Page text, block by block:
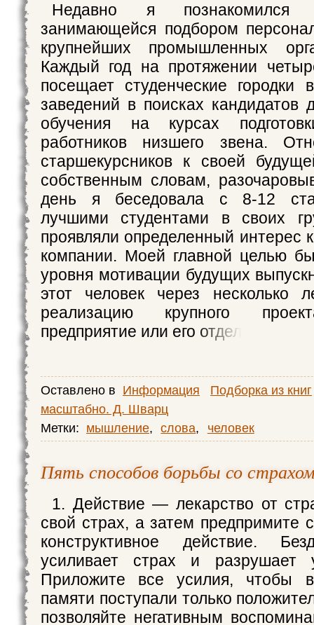
Недавно я
занимающейся подбором
крупнейших промышленных
Каждый год на протяжении
посещает студенческие городки
заведений в поисках кандидатов
обучения на курсах
работников низшего звена.
старшекурсников к своей
собственным словам,
день я беседовала с 8-12
лучшими студентами в своих
проявляли определенный интерес
компании. Моей главной целью
уровня мотивации будущих
этот человек через несколько
реализацию крупного
предприятие или его отдел
Оставлено в Информация
Подборка из книг
масштабно. Д. Шварц
Метки: мышление, слова, человек
Пять способов борьбы со
1. Действие — лекарство от
свой страх, а затем предпримите
конструктивное действие.
усиливает страх и разрушает
Приложите все усилия, чтобы
памяти поступали только
позволяйте негативным